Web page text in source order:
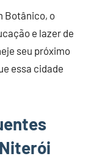
Botânico, o
e lazer de
seu próximo
essa cidade